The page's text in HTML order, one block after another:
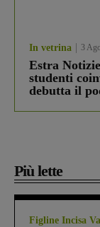
In vetrina 3
Estra
studenti
debutta il
Più lette
Figline Incisa